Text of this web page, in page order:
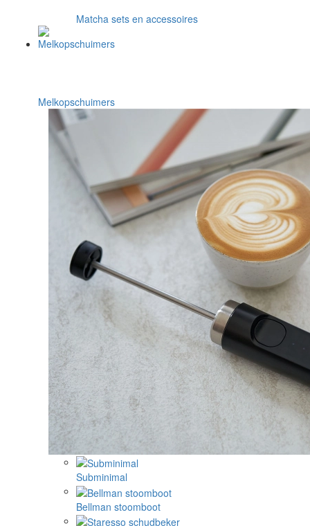
Matcha sets en accessoires
Melkopschuimers
Subminimal
Bellman stoomboot